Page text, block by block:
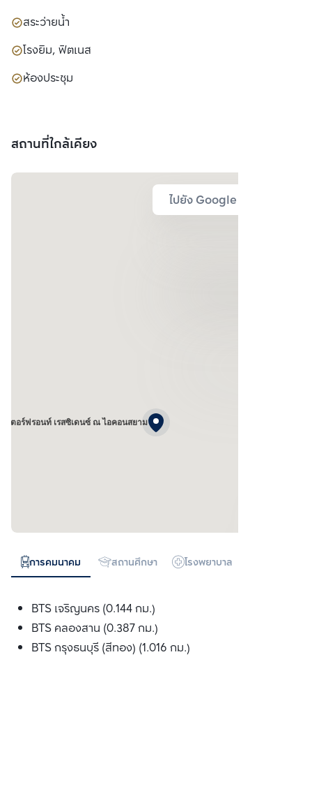
สระว่ายน้ำ
โรงยิม, ฟิตเนส
ห้องประชุม
สถานที่ใกล้เคียง
ไปยัง Google Map
อเตอร์ฟรอนท์ เรสซิเดนซ์ ณ ไอคอนสยาม
การคมนาคม สถานศึกษา โรงพยาบาล
BTS เจริญนคร (0.144 กม.)
BTS คลองสาน (0.387 กม.)
BTS กรุงธนบุรี (สีทอง) (1.016 กม.)